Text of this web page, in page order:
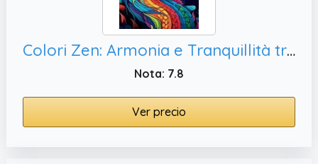
Colori Zen: Armonia e Tranquillità tra Mandala, il Relax e la Gioia Creativa
Nota: 7.8
Ver precio